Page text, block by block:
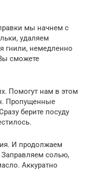
мы начнем с
удаляем
гнили, немедленно
сможете
Помогут нам в этом
Пропущенные
берите посуду
И продолжаем
Заправляем солью,
Аккуратно